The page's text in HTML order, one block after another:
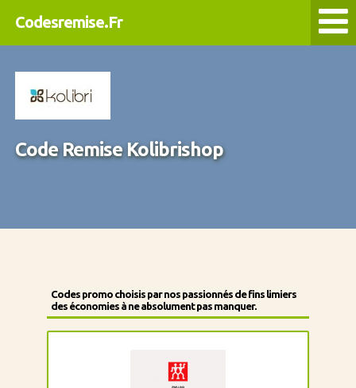
Codesremise.Fr
Code Remise Kolibrishop
Codes promo choisis par nos passionnés de fins limiers
des économies à ne absolument pas manquer.